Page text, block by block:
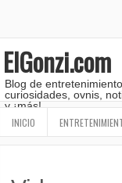
ElGonzi.com
Blog de
curiosidades, ovnis,
y ¡más!
INICIO